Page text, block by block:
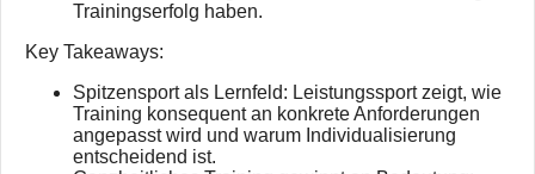
Trainingserfolg haben.
Key Takeaways:
Spitzensport als Lernfeld: Leistungssport zeigt, wie
Training konsequent an konkrete Anforderungen
angepasst wird und warum Individualisierung
entscheidend ist.